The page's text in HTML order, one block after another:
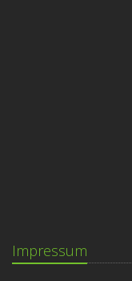
Impressum